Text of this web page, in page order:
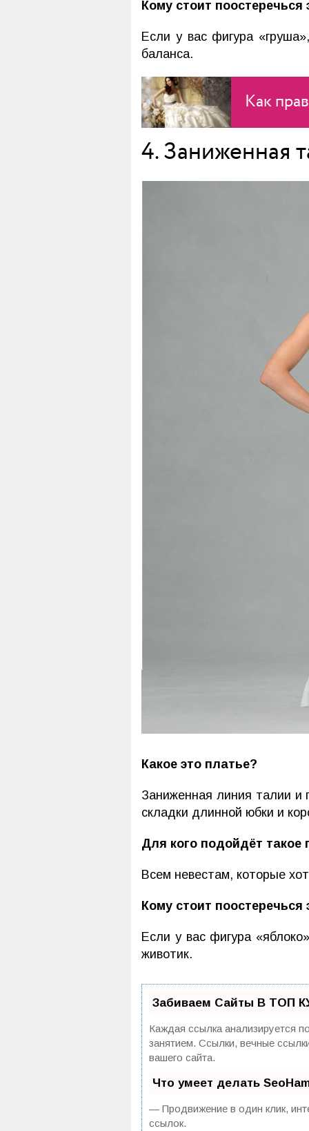
Кому стоит поостеречься
Если у вас фигура
баланса.
Как
4. Заниженная
Какое это платье?
Заниженная линия талии
складки длинной юбки и
Для кого подойдёт такое
Всем невестам, которые
Кому стоит поостеречься
Если у вас фигура
животик.
Забиваем Сайты В ТОП
Каждая ссылка анализируется
занятием. Ссылки, вечные
вашего сайта.
Что умеет делать
— Продвижение в один клик,
ссылок.